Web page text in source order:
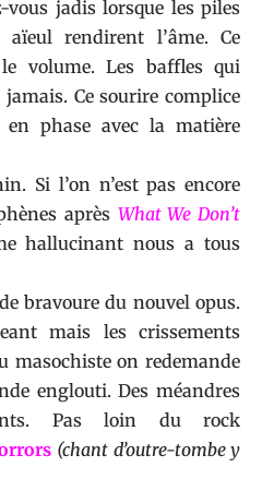
vous jadis lorsque les piles
rendirent l’âme. Ce
volume. Les baffles qui
Ce sourire complice
phase avec la matière
Si l’on n’est pas encore
après What We Don’t
hallucinant nous a tous
bravoure du nouvel opus.
mais les crissements
masochiste on redemande
englouti. Des méandres
Pas loin du rock
(chant d’outre-tombe y